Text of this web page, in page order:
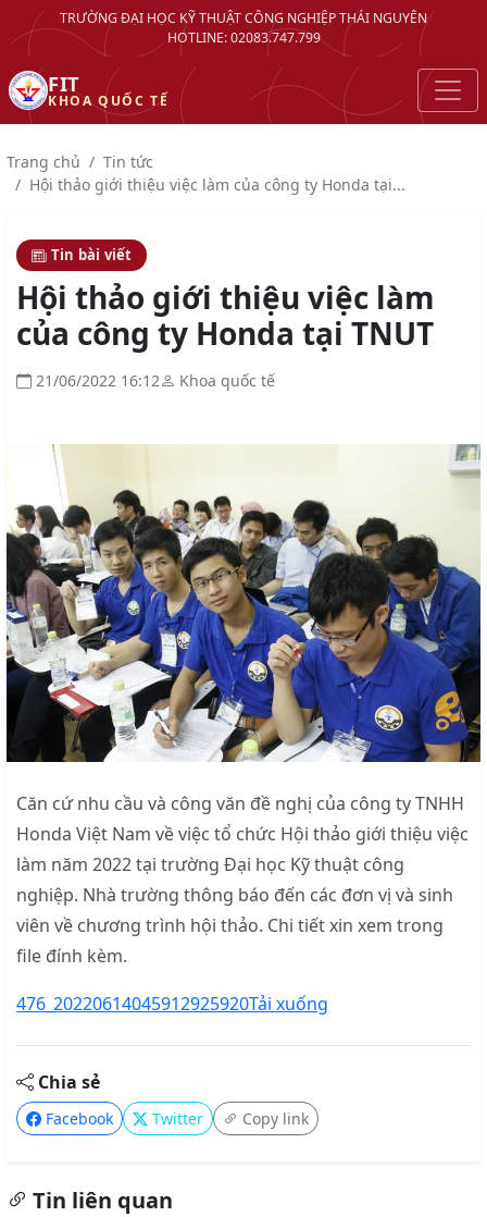
TRƯỜNG ĐẠI HỌC KỸ THUẬT CÔNG NGHIỆP THÁI NGUYÊN
HOTLINE: 02083.747.799
FIT
KHOA QUỐC TẾ
Trang chủ
Tin tức
Hội thảo giới thiệu việc làm của công ty Honda tại...
Tin bài viết
Hội thảo giới thiệu việc làm
của công ty Honda tại TNUT
21/06/2022 16:12 Khoa quốc tế
Căn cứ nhu cầu và công văn đề nghị của công ty TNHH
Honda Việt Nam về việc tổ chức Hội thảo giới thiệu việc
làm năm 2022 tại trường Đại học Kỹ thuật công
nghiệp. Nhà trường thông báo đến các đơn vị và sinh
viên về chương trình hội thảo. Chi tiết xin xem trong
file đính kèm.
476_20220614045912925920Tải xuống
Chia sẻ
Facebook Twitter Copy link
Tin liên quan